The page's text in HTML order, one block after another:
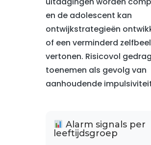
en de adolescent kan
ontwijkstrategieën
of een verminderd
vertonen. Risicovol
toenemen als gevolg van
aanhoudende
Alarm signals per
leeftijdsgroep